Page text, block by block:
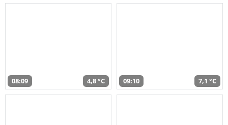
08:09 4,8 °C 09:10 7,1 °C